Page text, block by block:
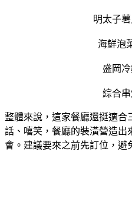
明太子
海鮮泡
盛岡冷
綜合串
整體來說，這家餐廳還挺適合
話、嘻笑，餐廳的裝潢營造出
會。建議要來之前先訂位，避